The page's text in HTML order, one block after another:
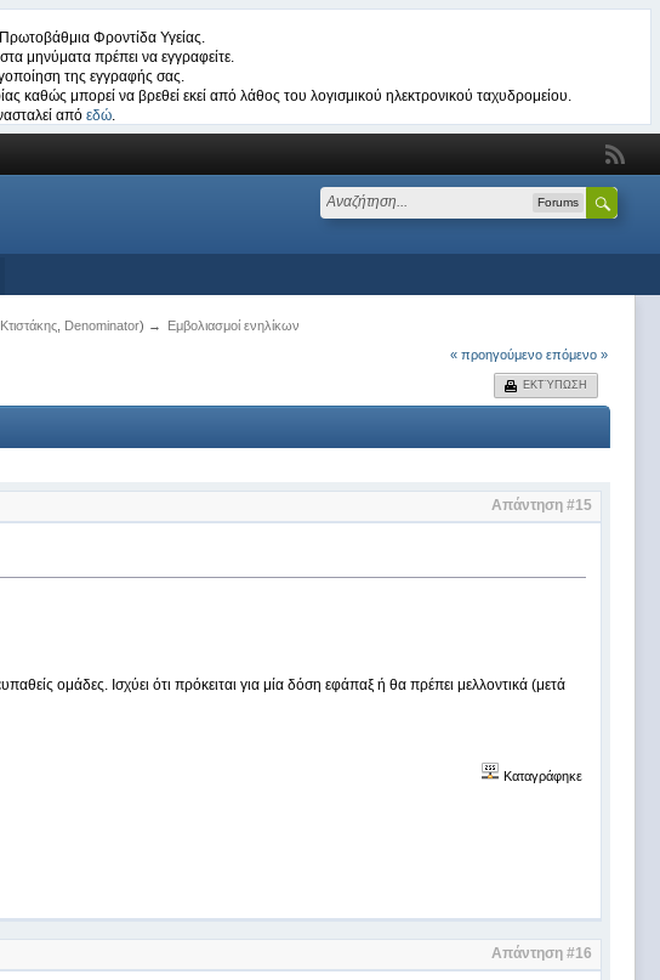
Φροντίδα Υγείας.
μηνύματα πρέπει να εγγραφείτε.
της εγγραφής σας.
καθώς μπορεί να βρεθεί εκεί από λάθος του λογισμικού ηλεκτρονικού ταχυδρομείου.
από εδώ.
Forums
, Denominator) → Εμβολιασμοί ενηλίκων
« προηγούμενο επόμενο »
ΕΚΤΎΠΩΣΗ
Απάντηση #15
ομάδες. Ισχύει ότι πρόκειται για μία δόση εφάπαξ ή θα πρέπει μελλοντικά (μετά
Καταγράφηκε
Απάντηση #16